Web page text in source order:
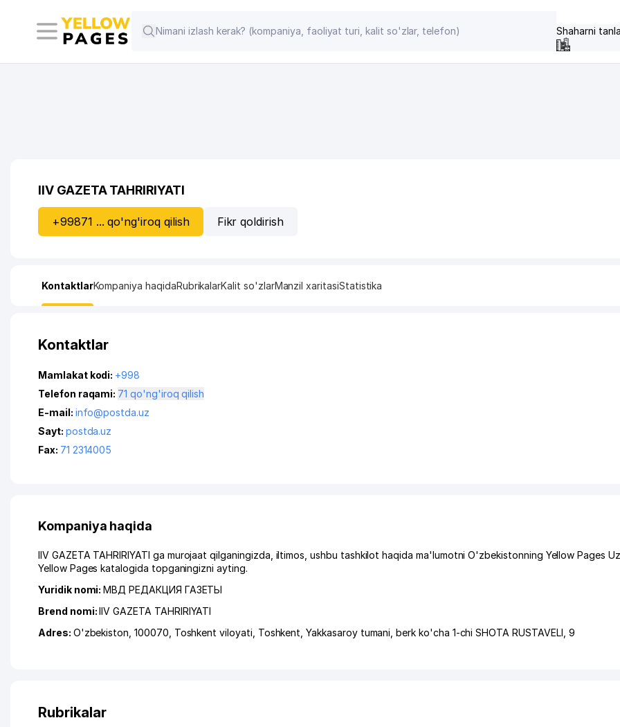
Shaharni
IIV GAZETA TAHRIRIYATI
+99871 ... qo'ng'iroq qilish Fikr qoldirish
KontaktlarKompaniya haqidaRubrikalarKalit so'zlarManzil xaritasiStatistika
Kontaktlar
Mamlakat kodi: +998
Telefon raqami:
71 qo'ng'iroq qilish
E-mail: info@postda.uz
Sayt: postda.uz
Fax: 71 2314005
Kompaniya haqida
IIV GAZETA TAHRIRIYATI ga murojaat qilganingizda, iltimos, ushbu tashkilot haqida ma'lumotni O'zbekistonning Yellow Pages
Yellow Pages katalogida topganingizni ayting.
Yuridik nomi:МВД РЕДАКЦИЯ ГАЗЕТЫ
Brend nomi:IIV GAZETA TAHRIRIYATI
Adres: O'zbekiston, 100070, Toshkent viloyati Toshkent ,Yakkasaroy tumani ,berk ko'cha 1-chi SHOTA RUSTAVELI , 9
Rubrikalar